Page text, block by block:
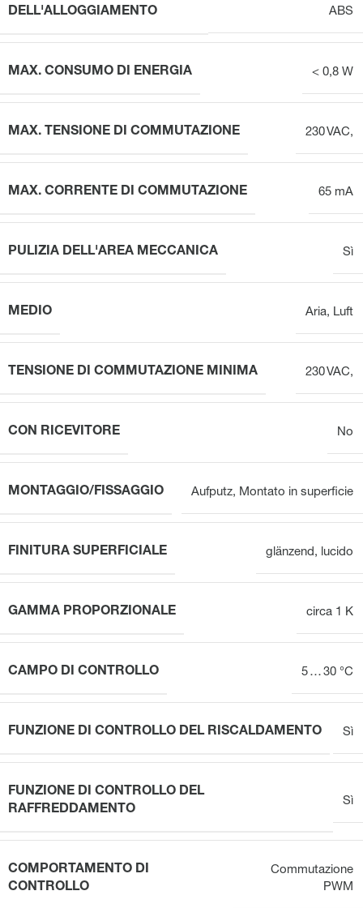
DELL'ALLOGGIAMENTO
ABS
MAX. CONSUMO DI ENERGIA < 0,8 W
MAX. TENSIONE DI COMMUTAZIONE 230 VAC,
MAX. CORRENTE DI COMMUTAZIONE 65 mA
PULIZIA DELL'AREA MECCANICA Sì
MEDIO Aria, Luft
TENSIONE DI COMMUTAZIONE MINIMA 230 VAC,
CON RICEVITORE No
MONTAGGIO/FISSAGGIO Aufputz, Montato in superficie
FINITURA SUPERFICIALE glänzend , lucido
GAMMA PROPORZIONALE circa 1 K
CAMPO DI CONTROLLO 5 … 30 °C
FUNZIONE DI CONTROLLO DEL RISCALDAMENTO Sì
FUNZIONE DI CONTROLLO DEL
RAFFREDDAMENTO
Sì
COMPORTAMENTO DI
CONTROLLO
Commutazione
PWM